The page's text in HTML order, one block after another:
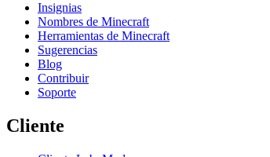
Insignias
Nombres de Minecraft
Herramientas de Minecraft
Sugerencias
Blog
Contribuir
Soporte
Cliente